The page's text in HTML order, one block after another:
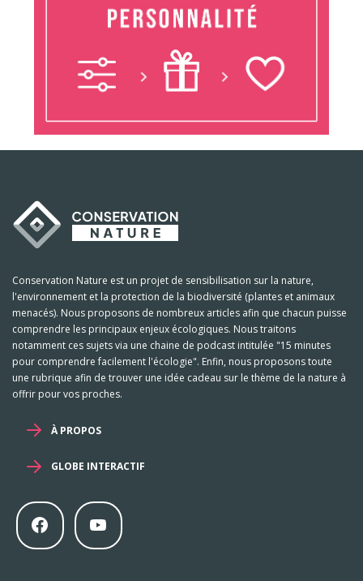
Conservation Nature est un projet de sensibilisation sur la nature,
l'environnement et la protection de la biodiversité (plantes et animaux
menacés). Nous proposons de nombreux articles afin que chacun puisse
comprendre les principaux enjeux écologiques. Nous traitons
notamment ces sujets via une chaine de podcast intitulée "15 minutes
pour comprendre facilement l'écologie". Enfin, nous proposons toute
une rubrique afin de trouver une idée cadeau sur le thème de la nature à
offrir pour vos proches.
À PROPOS
GLOBE INTERACTIF